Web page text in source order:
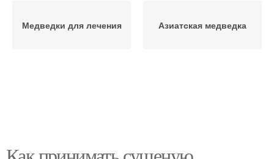
Медведки для лечения Азиатская медведка